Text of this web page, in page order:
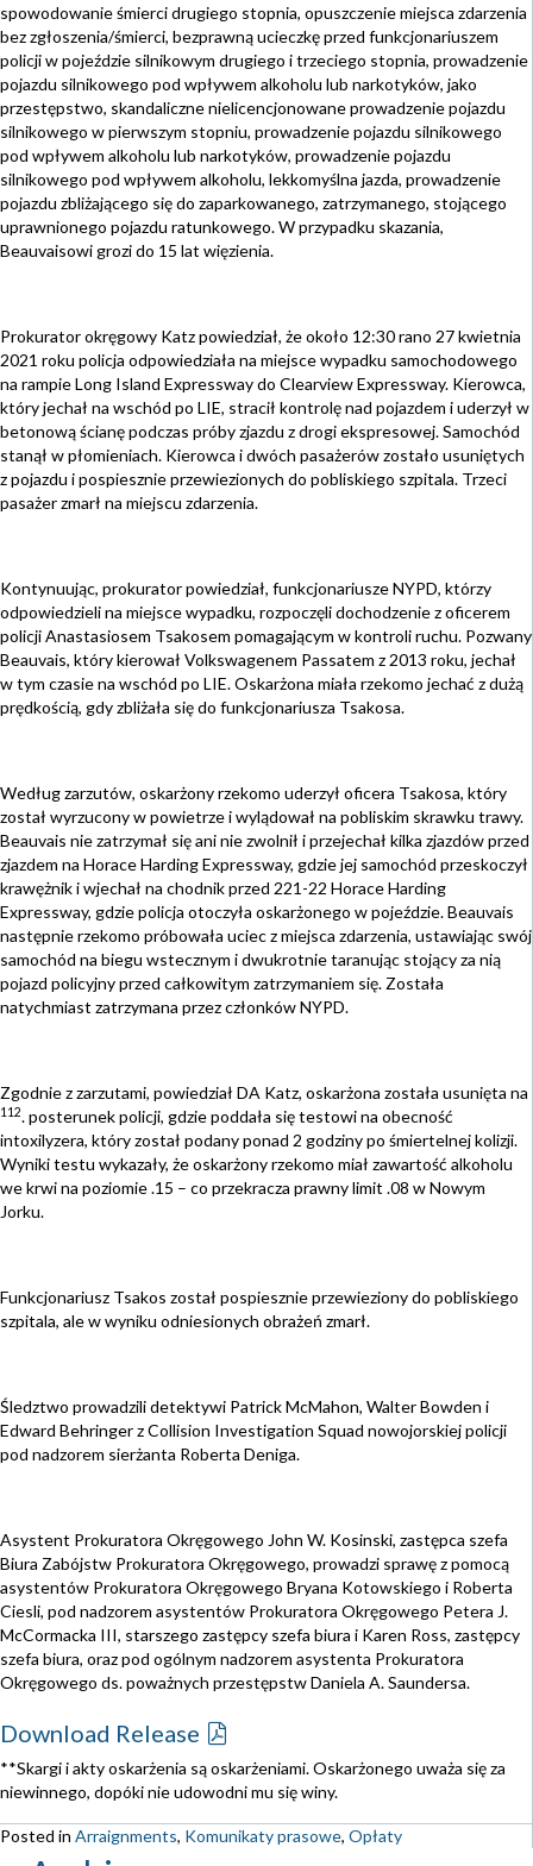
spowodowanie śmierci drugiego stopnia, opuszczenie miejsca zdarzenia
bez zgłoszenia/śmierci, bezprawną ucieczkę przed funkcjonariuszem
policji w pojeździe silnikowym drugiego i trzeciego stopnia, prowadzenie
pojazdu silnikowego pod wpływem alkoholu lub narkotyków, jako
przestępstwo, skandaliczne nielicencjonowane prowadzenie pojazdu
silnikowego w pierwszym stopniu, prowadzenie pojazdu silnikowego
pod wpływem alkoholu lub narkotyków, prowadzenie pojazdu
silnikowego pod wpływem alkoholu, lekkomyślna jazda, prowadzenie
pojazdu zbliżającego się do zaparkowanego, zatrzymanego, stojącego
uprawnionego pojazdu ratunkowego. W przypadku skazania,
Beauvaisowi grozi do 15 lat więzienia.
Prokurator okręgowy Katz powiedział, że około 12:30 rano 27 kwietnia
2021 roku policja odpowiedziała na miejsce wypadku samochodowego
na rampie Long Island Expressway do Clearview Expressway. Kierowca,
który jechał na wschód po LIE, stracił kontrolę nad pojazdem i uderzył w
betonową ścianę podczas próby zjazdu z drogi ekspresowej. Samochód
stanął w płomieniach. Kierowca i dwóch pasażerów zostało usuniętych
z pojazdu i pospiesznie przewiezionych do pobliskiego szpitala. Trzeci
pasażer zmarł na miejscu zdarzenia.
Kontynuując, prokurator powiedział, funkcjonariusze NYPD, którzy
odpowiedzieli na miejsce wypadku, rozpoczęli dochodzenie z oficerem
policji Anastasiosem Tsakosem pomagającym w kontroli ruchu. Pozwany
Beauvais, który kierował Volkswagenem Passatem z 2013 roku, jechał
w tym czasie na wschód po LIE. Oskarżona miała rzekomo jechać z dużą
prędkością, gdy zbliżała się do funkcjonariusza Tsakosa.
Według zarzutów, oskarżony rzekomo uderzył oficera Tsakosa, który
został wyrzucony w powietrze i wylądował na pobliskim skrawku trawy.
Beauvais nie zatrzymał się ani nie zwolnił i przejechał kilka zjazdów przed
zjazdem na Horace Harding Expressway, gdzie jej samochód przeskoczył
krawężnik i wjechał na chodnik przed 221-22 Horace Harding
Expressway, gdzie policja otoczyła oskarżonego w pojeździe. Beauvais
następnie rzekomo próbowała uciec z miejsca zdarzenia, ustawiając swój
samochód na biegu wstecznym i dwukrotnie taranując stojący za nią
pojazd policyjny przed całkowitym zatrzymaniem się. Została
natychmiast zatrzymana przez członków NYPD.
Zgodnie z zarzutami, powiedział DA Katz, oskarżona została usunięta na
112. posterunek policji, gdzie poddała się testowi na obecność
intoxilyzera, który został podany ponad 2 godziny po śmiertelnej kolizji.
Wyniki testu wykazały, że oskarżony rzekomo miał zawartość alkoholu
we krwi na poziomie .15 – co przekracza prawny limit .08 w Nowym
Jorku.
Funkcjonariusz Tsakos został pospiesznie przewieziony do pobliskiego
szpitala, ale w wyniku odniesionych obrażeń zmarł.
Śledztwo prowadzili detektywi Patrick McMahon, Walter Bowden i
Edward Behringer z Collision Investigation Squad nowojorskiej policji
pod nadzorem sierżanta Roberta Deniga.
Asystent Prokuratora Okręgowego John W. Kosinski, zastępca szefa
Biura Zabójstw Prokuratora Okręgowego, prowadzi sprawę z pomocą
asystentów Prokuratora Okręgowego Bryana Kotowskiego i Roberta
Ciesli, pod nadzorem asystentów Prokuratora Okręgowego Petera J.
McCormacka III, starszego zastępcy szefa biura i Karen Ross, zastępcy
szefa biura, oraz pod ogólnym nadzorem asystenta Prokuratora
Okręgowego ds. poważnych przestępstw Daniela A. Saundersa.
Download Release
**Skargi i akty oskarżenia są oskarżeniami. Oskarżonego uważa się za
niewinnego, dopóki nie udowodni mu się winy.
Posted in Arraignments, Komunikaty prasowe, Opłaty